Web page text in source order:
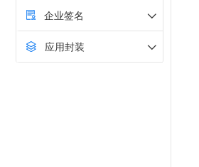
企业签名
应用封装